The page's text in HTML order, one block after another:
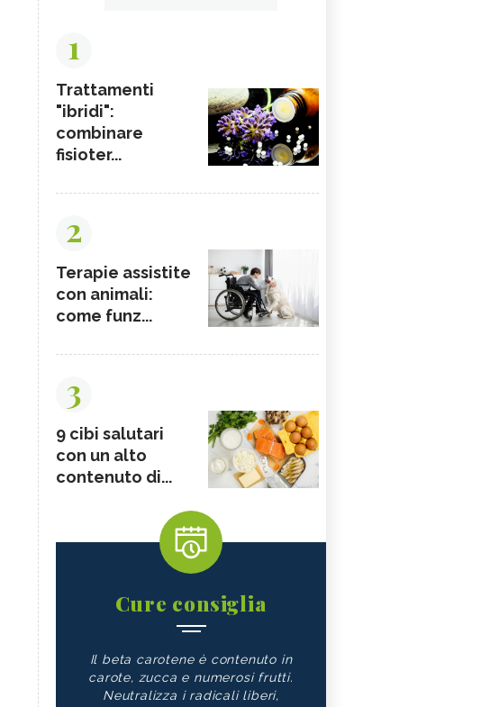
1
Trattamenti
"ibridi":
combinare
fisioter...
2
Terapie assistite
con animali:
come funz...
3
9 cibi salutari
con un alto
contenuto di...
Cure consiglia
Il beta carotene è contenuto in
carote, zucca e numerosi frutti.
Neutralizza i radicali liberi,